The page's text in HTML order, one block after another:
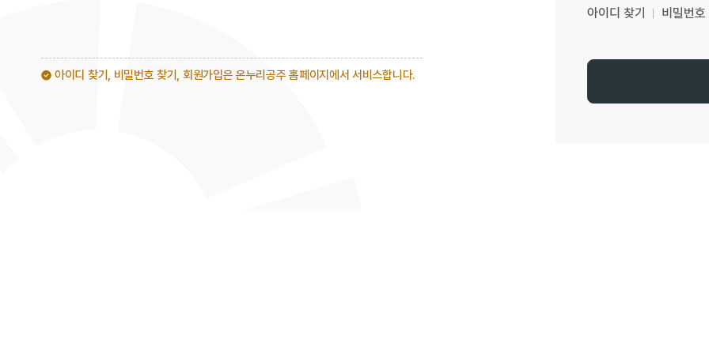
아이디 찾기, 비밀번호 찾기, 회원가입은 온누리공주 홈페이지에서 서비스합니다.
아이디 찾기 비밀번호